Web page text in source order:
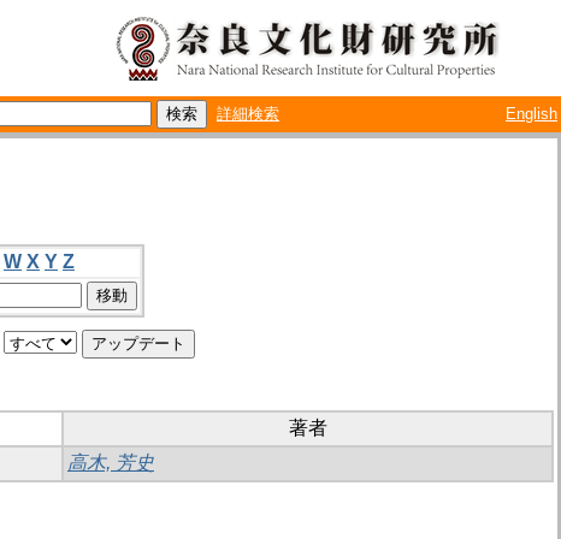
詳細検索 English
W X Y Z
著者
高木, 芳史